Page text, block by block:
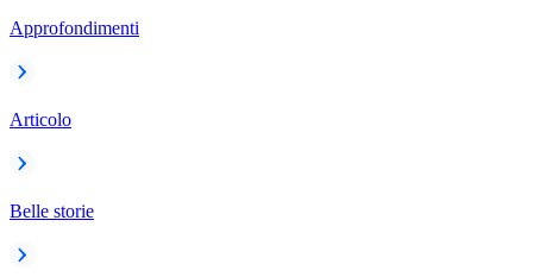
Approfondimenti
Articolo
Belle storie